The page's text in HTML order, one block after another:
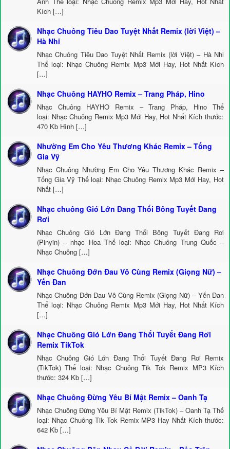
Kích […]
Nhạc Chuông Tiêu Dao Tuyệt Nhất Remix (lời Việt) –
Hà Nhi
Nhạc Chuông Tiêu Dao Tuyệt Nhất Remix (lời Việt) – Hà Nhi
Thể loại: Nhạc Chuông Remix Mp3 Mới Hay, Hot Nhất Kích
[…]
Nhạc Chuông HAYHO Remix – Trang Pháp, Hino
Nhạc Chuông HAYHO Remix – Trang Pháp, Hino Thể
loại: Nhạc Chuông Remix Mp3 Mới Hay, Hot Nhất Kích thước:
470 Kb Hình […]
Nhường Em Cho Yêu Thương Khác Remix – Tống
Gia Vỹ
Nhạc Chuông Nhường Em Cho Yêu Thương Khác Remix –
Tống Gia Vỹ Thể loại: Nhạc Chuông Remix Mp3 Mới Hay, Hot
Nhất […]
Nhạc chuông Gió Lớn Đang Thổi Bông Tuyết Đang
Rơi
Nhạc Chuông Gió Lớn Đang Thổi Bông Tuyết Đang Rơi
(Pinyin) – nhạc Hoa Thể loại: Nhạc Chuông Trung Quốc –
Nhạc Chuông […]
Nhạc Chuông Đớn Đau Vô Cùng Remix (Giọng Nữ) –
Yến Đan
Nhạc Chuông Đớn Đau Vô Cùng Remix (Giọng Nữ) – Yến Đan
Thể loại: Nhạc Chuông Remix Mp3 Mới Hay, Hot Nhất Kích
[…]
Nhạc Chuông Gió Lớn Đang Thổi Tuyết Đang Rơi
Remix TikTok
Nhạc Chuông Gió Lớn Đang Thổi Tuyết Đang Rơi Remix
(TikTok) Thể loại: Nhạc Chuông Tik Tok Remix MP3 Kích
thước: 324 Kb […]
Nhạc Chuông Đừng Yêu Bí Mật Remix – Oanh Tạ
Nhạc Chuông Đừng Yêu Bí Mật Remix (TikTok) – Oanh Tạ Thể
loại: Nhạc Chuông Tik Tok Remix MP3 Hay Nhất Kích thước:
642 Kb […]